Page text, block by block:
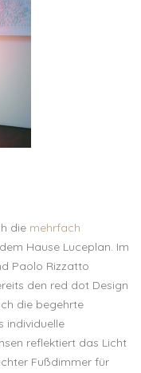
die mehrfach
Hause Luceplan. Im
Paolo Rizzatto
den red dot Design
die begehrte
individuelle
reflektiert das Licht
Fußdimmer für